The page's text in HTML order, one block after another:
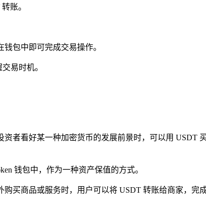
账。
包中即可完成交易操作。
易时机。
者看好某一种加密货币的发展前景时，可以用 USDT
钱包中，作为一种资产保值的方式。
买商品或服务时，用户可以将 USDT 转账给商家，完成